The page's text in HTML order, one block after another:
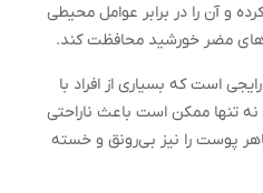
و آن را در برابر عوامل محیطی
های مضر خورشید محافظت کند.
است که بسیاری از افراد با
تنها ممکن است باعث ناراحتی
پوست را نیز بی‌رونق و خسته